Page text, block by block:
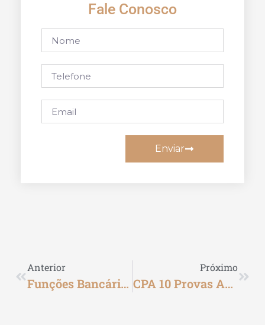
Fale Conosco
Enviar
Anterior
Funções Bancárias: Explorando A Diversidade De Serviços Financeiros
Próximo
CPA 10 Provas Anteriores: O Que É E Como Preparar-Se